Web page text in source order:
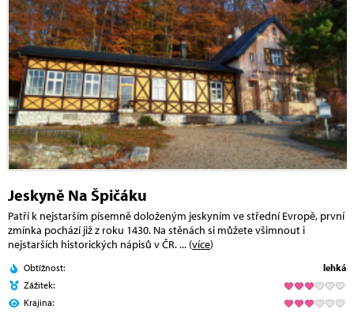
Jeskyně Na Špičáku
Patří k nejstarším písemně doloženým jeskyním ve střední Evropě, první
zmínka pochází již z roku 1430. Na stěnách si můžete všimnout i
nejstarších historických nápisů v ČR.... (více)
Obtížnost:
lehká
Zážitek:
Krajina: